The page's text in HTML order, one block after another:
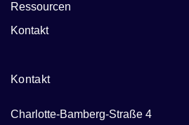
Ressourcen
Kontakt
Kontakt
Charlotte-Bamberg-Straße 4